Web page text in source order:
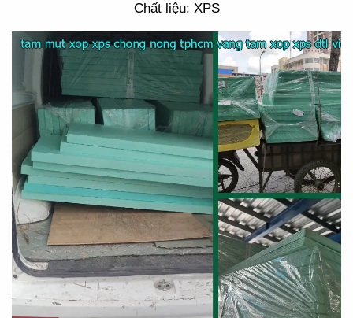
Chất liệu: XPS